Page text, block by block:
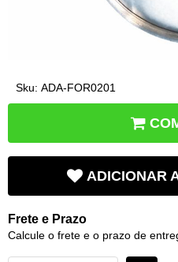
Sku: ADA-FOR0201
ADICIONAR
Frete e Prazo
Calcule o frete e o prazo de